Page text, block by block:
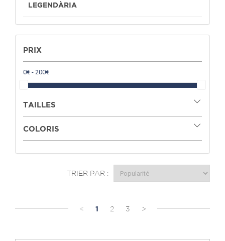
LEGENDÀRIA
PRIX
TAILLES
COLORIS
TRIER PAR :
< 1 2 3 >